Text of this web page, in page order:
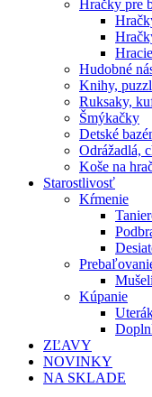
Hračky pre
Hudobné
Knihy,
Ruksaky,
Šmýkačky
Detské
Odrážadlá,
Koše na
Starostlivosť
Kŕmenie
Kúpanie
ZĽAVY
NOVINKY
NA SKLADE